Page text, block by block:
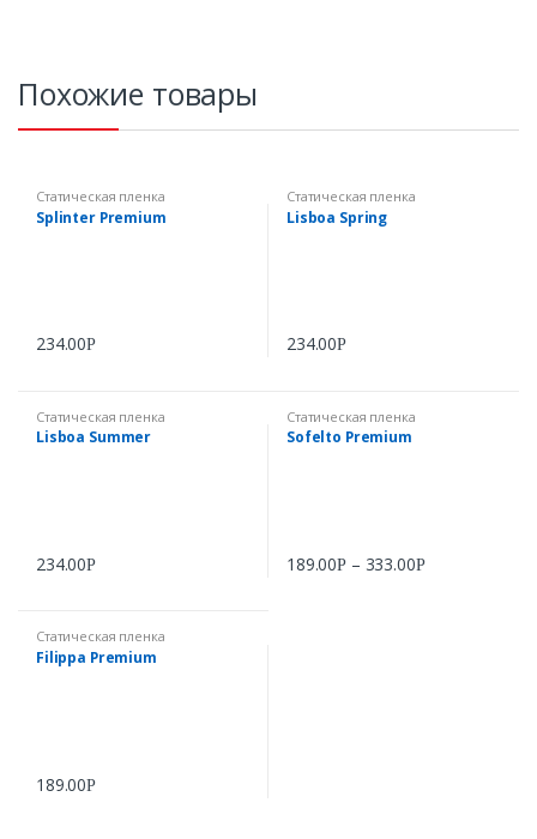
Похожие товары
Статическая пленка
Splinter Premium
234.00Р
Статическая пленка
Lisboa Spring
234.00Р
Статическая пленка
Lisboa Summer
234.00Р
Статическая пленка
Sofelto Premium
189.00Р – 333.00Р
Статическая пленка
Filippa Premium
189.00Р